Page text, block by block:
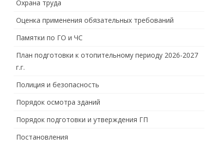
Охрана труда
Оценка применения обязательных требований
Памятки по ГО и ЧС
План подготовки к отопительному периоду 2026-2027
г.г.
Полиция и безопасность
Порядок осмотра зданий
Порядок подготовки и утверждения ГП
Постановления